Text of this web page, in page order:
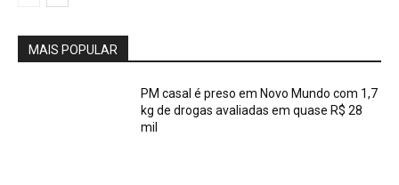
MAIS POPULAR
PM casal é preso em Novo Mundo com 1,7
kg de drogas avaliadas em quase R$ 28
mil